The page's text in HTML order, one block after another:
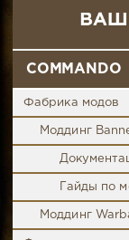
COMMANDO
Фабрика модов
Моддинг
Гайды по
Моддинг